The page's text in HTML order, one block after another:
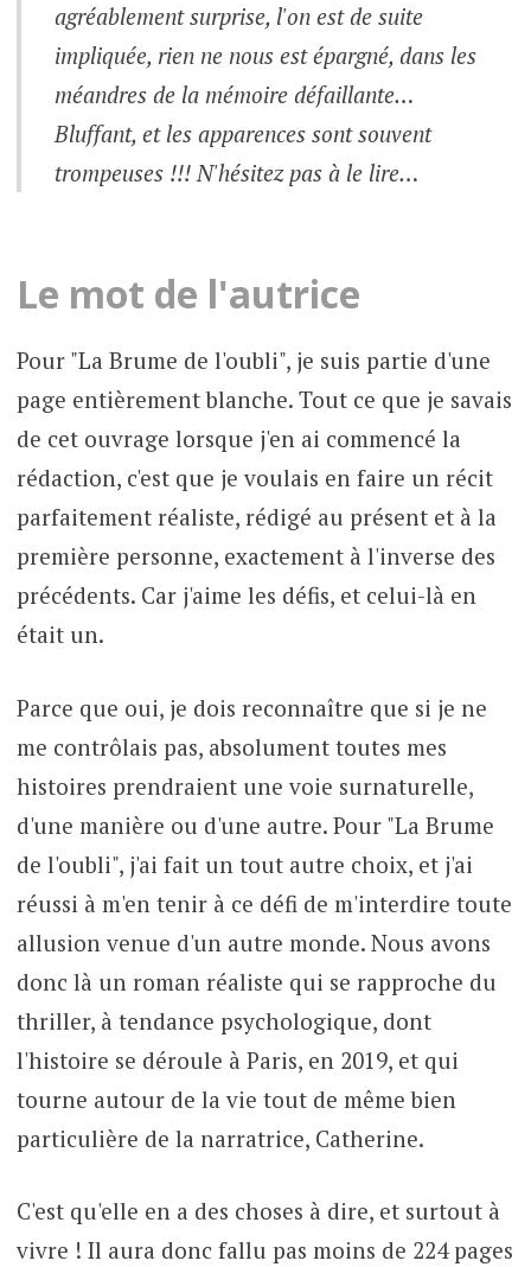
agréablement surprise, l'on est de suite
impliquée, rien ne nous est épargné, dans les
méandres de la mémoire défaillante…
Bluffant, et les apparences sont souvent
trompeuses !!! N'hésitez pas à le lire…
Le mot de l'autrice
Pour "La Brume de l'oubli", je suis partie d'une
page entièrement blanche. Tout ce que je savais
de cet ouvrage lorsque j'en ai commencé la
rédaction, c'est que je voulais en faire un récit
parfaitement réaliste, rédigé au présent et à la
première personne, exactement à l'inverse des
précédents. Car j'aime les défis, et celui-là en
était un.
Parce que oui, je dois reconnaître que si je ne
me contrôlais pas, absolument toutes mes
histoires prendraient une voie surnaturelle,
d'une manière ou d'une autre. Pour "La Brume
de l'oubli", j'ai fait un tout autre choix, et j'ai
réussi à m'en tenir à ce défi de m'interdire toute
allusion venue d'un autre monde. Nous avons
donc là un roman réaliste qui se rapproche du
thriller, à tendance psychologique, dont
l'histoire se déroule à Paris, en 2019, et qui
tourne autour de la vie tout de même bien
particulière de la narratrice, Catherine.
C'est qu'elle en a des choses à dire, et surtout à
vivre ! Il aura donc fallu pas moins de 224 pages